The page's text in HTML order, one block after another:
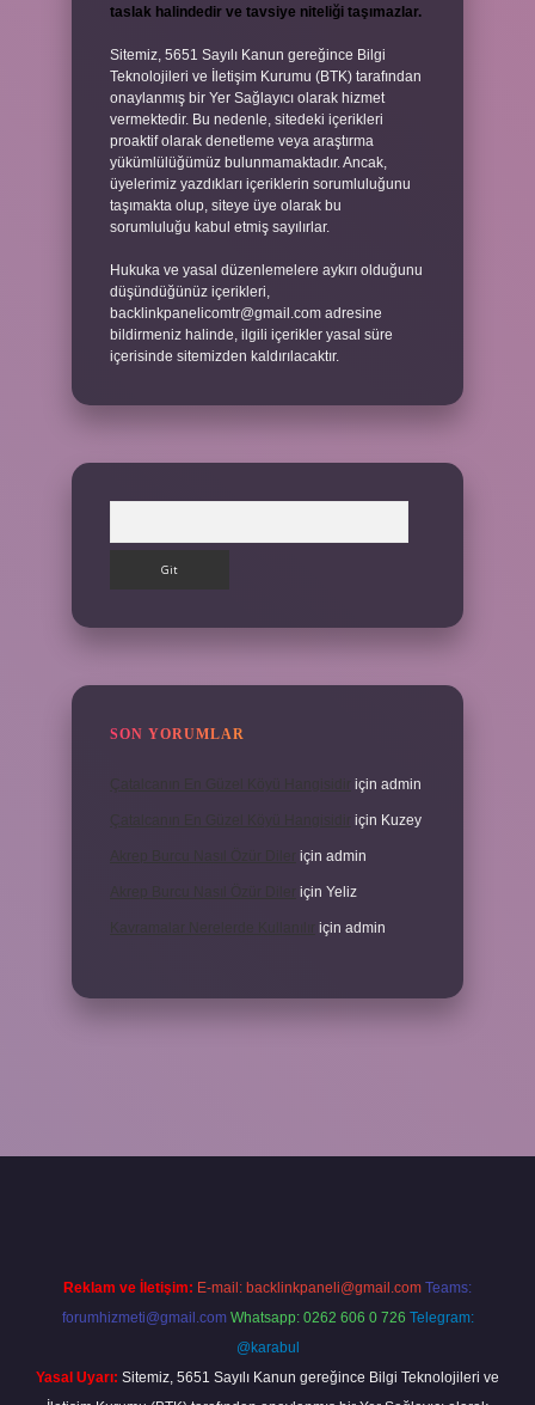
taslak halindedir ve tavsiye niteliği taşımazlar.
Sitemiz, 5651 Sayılı Kanun gereğince Bilgi
Teknolojileri ve İletişim Kurumu (BTK) tarafından
onaylanmış bir Yer Sağlayıcı olarak hizmet
vermektedir. Bu nedenle, sitedeki içerikleri
proaktif olarak denetleme veya araştırma
yükümlülüğümüz bulunmamaktadır. Ancak,
üyelerimiz yazdıkları içeriklerin sorumluluğunu
taşımakta olup, siteye üye olarak bu
sorumluluğu kabul etmiş sayılırlar.
Hukuka ve yasal düzenlemelere aykırı olduğunu
düşündüğünüz içerikleri,
backlinkpanelicomtr@gmail.com adresine
bildirmeniz halinde, ilgili içerikler yasal süre
içerisinde sitemizden kaldırılacaktır.
SON YORUMLAR
için admin
için Kuzey
Akrep Burcu Nasıl Özür Diler için admin
Akrep Burcu Nasıl Özür Diler için Yeliz
için admin
Reklam ve İletişim: E-mail: backlinkpaneli@gmail.com Teams:
forumhizmeti@gmail.com Whatsapp: 0262 606 0 726 Telegram:
@karabul
Yasal Uyarı: Sitemiz, 5651 Sayılı Kanun gereğince Bilgi Teknolojileri ve